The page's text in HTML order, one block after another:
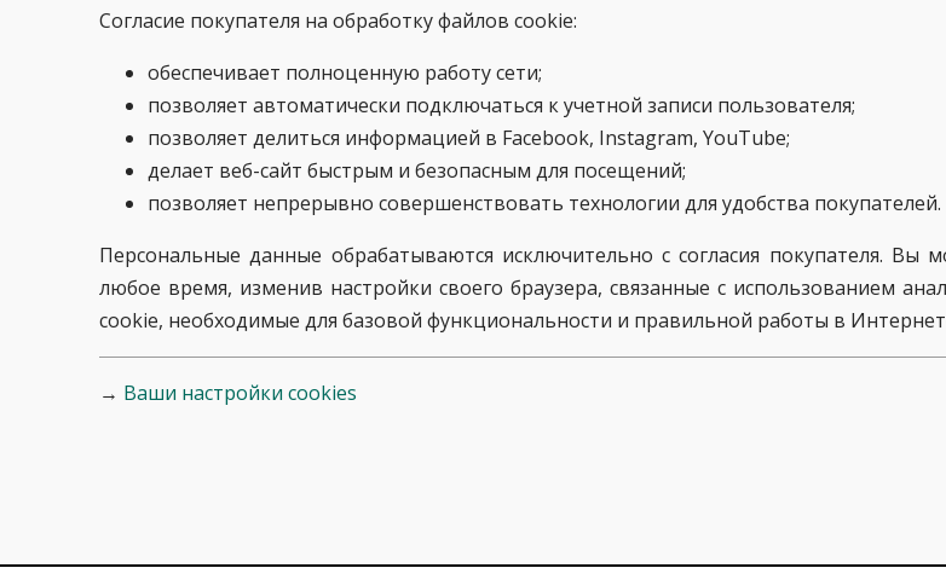
Согласие покупателя на обработку файлов cookie:
обеспечивает полноценную работу сети;
позволяет автоматически подключаться к учетной записи пользователя;
позволяет делиться информацией в Facebook, Instagram, YouTube;
делает веб-сайт быстрым и безопасным для посещений;
позволяет непрерывно совершенствовать технологии для удобства покупателей.
Персональные данные обрабатываются исключительно с согласия покупателя.
любое время, изменив настройки своего браузера, связанные с использованием
cookie, необходимые для базовой функциональности и правильной работы в
→ Ваши настройки cookies